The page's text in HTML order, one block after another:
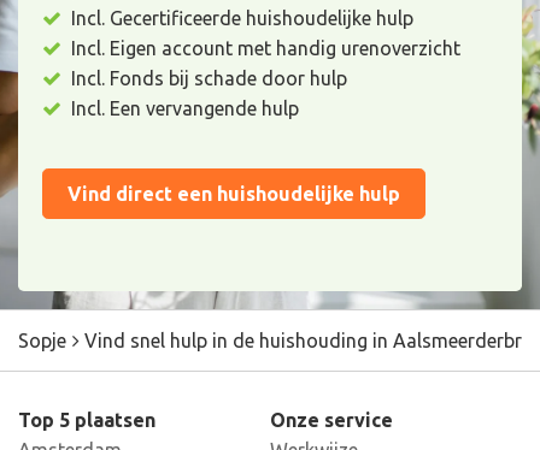
Incl. Gecertificeerde huishoudelijke hulp
Incl. Eigen account met handig urenoverzicht
Incl. Fonds bij schade door hulp
Incl. Een vervangende hulp
Vind direct een huishoudelijke hulp
Sopje Vind snel hulp in de huishouding in
Top 5 plaatsen
Onze service